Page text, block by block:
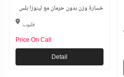
خسارة وزن بدون حرمان مع لينوزا بلس
قليوب
Price On Call
Detail